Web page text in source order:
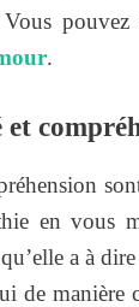
.
et
en vous
a à
de manière